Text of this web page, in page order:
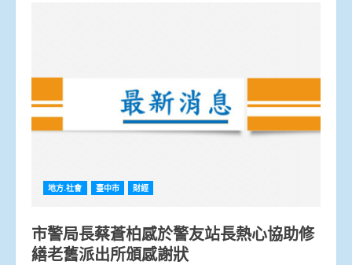
地方.社會 臺中市 財經
市警局長蔡蒼柏感於警友站長熱心協助修
繕老舊派出所頒感謝狀